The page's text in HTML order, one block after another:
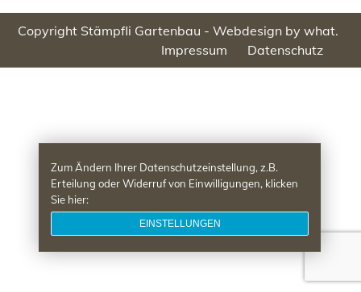
Copyright Stämpfli Gartenbau -Webdesign by what.
Datenschutz
Impressum
Zum Ändern Ihrer Datenschutzeinstellung, z.B.
Erteilung oder Widerruf von Einwilligungen, klicken
Sie hier:
EINSTELLUNGEN